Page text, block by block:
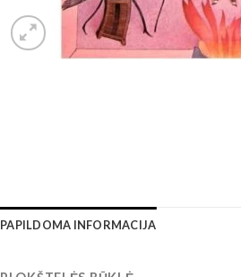
PAPILDOMA INFORMACIJA